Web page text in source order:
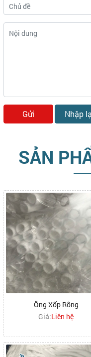
SẢN
Ống Xốp Rỗng
Giá:Liên hệ